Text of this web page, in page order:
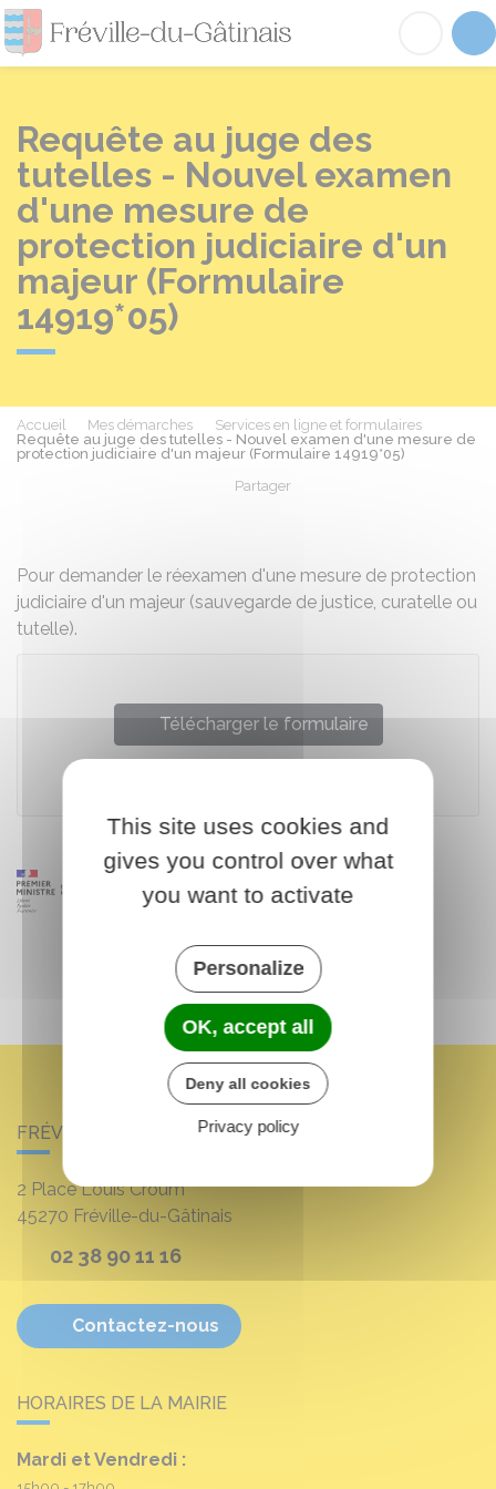
Fréville-du-
Requête au juge des
tutelles - Nouvel examen
d'une mesure de
protection judiciaire d'un
majeur (Formulaire
14919*05)
Accueil Mes démarches
Services en ligne et formulaires
Requête au juge des tutelles - Nouvel examen d'une mesure de
protection judiciaire d'un majeur (Formulaire 14919*05)
Partager
Pour demander le réexamen d'une mesure de protection
judiciaire d'un majeur (sauvegarde de justice, curatelle ou
tutelle).
Télécharger le formulaire
FRÉVILLE-DU-GÂTINAIS
2 Place Louis Croum
45270 Fréville-du-Gâtinais
02 38 90 11 16
Contactez-nous
HORAIRES DE LA MAIRIE
Mardi et Vendredi :
This site uses cookies and
gives you control over what
you want to activate
Personalize
OK, accept all
Deny all cookies
Privacy policy